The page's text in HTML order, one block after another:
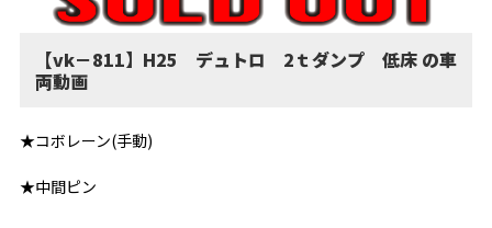
【vk－811】H25 デュトロ 2ｔダンプ 低床 の車
両動画
★コボレーン(手動)
★中間ピン